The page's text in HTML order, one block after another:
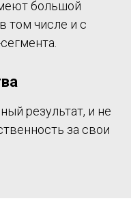
большой
том числе и с
результат, и не
за свои